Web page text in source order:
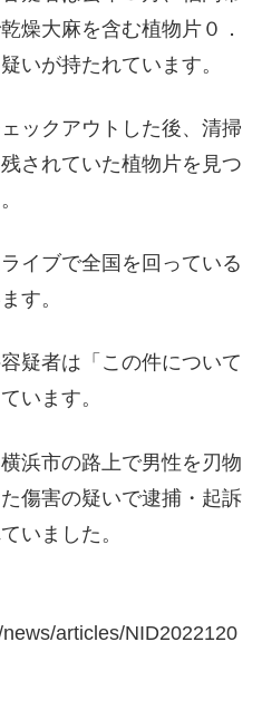
燥大麻を含む植物片０．
いが持たれています。
ックアウトした後、清掃
されていた植物片を見つ
イブで全国を回っている
す。
疑者は「この件について
います。
浜市の路上で男性を刃物
傷害の疑いで逮捕・起訴
いました。
articles/NID2022120